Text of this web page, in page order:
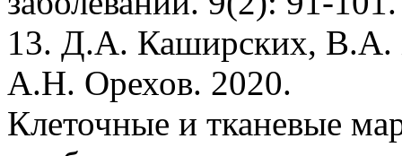
13. Д.А. Каширских, В.А.
А.Н. Орехов. 2020.
Клеточные и тканевые